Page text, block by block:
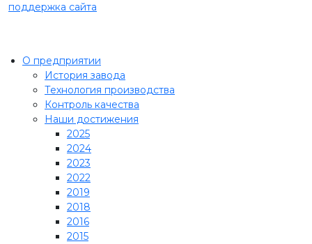
поддержка сайта
О предприятии
История завода
Технология производства
Контроль качества
Наши достижения
2025
2024
2023
2022
2019
2018
2016
2015